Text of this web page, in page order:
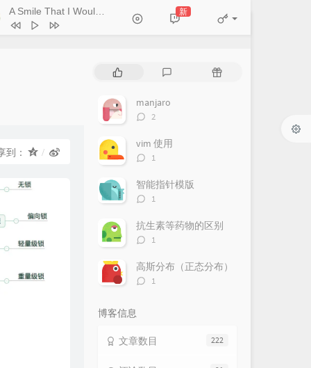
- Kitti Kuremanee
Ticket (Day Trip)
Kitti Kuremanee
刘昊霖
For You To Be Here Tom Rosenthal
黄灰红
新
到：
随
manjaro
评
数：
2
vim 使用
评
数：
1
智能指针模版
评
数：
1
抗生素等药物的区别
评
数：
1
高斯分布（正态分布）
评1
博客信息
222
文章数目